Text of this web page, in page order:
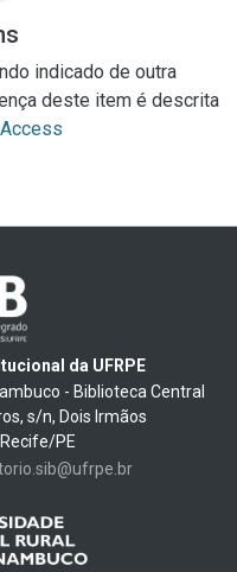
indicado de outra
deste item é descrita
da UFRPE
- Biblioteca Central
s/n, Dois Irmãos
PE